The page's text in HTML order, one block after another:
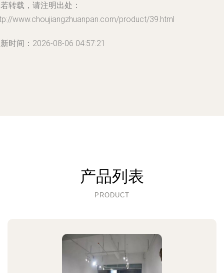
转载，请注明出处：
www.choujiangzhuanpan.com/product/39.html
时间：2026-08-06 04:57:21
产品列表
PRODUCT